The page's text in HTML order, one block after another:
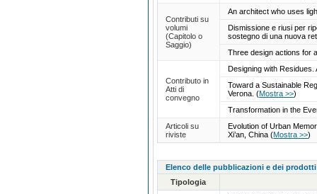
Contributi su
volumi
(Capitolo o
Saggio)
An architect who uses
Dismissione e riusi per
sostegno di una nuova
Three design actions for
Contributo in
Atti di
convegno
Designing with
Toward a Sustainable
Verona.(Mostra >>)
Transformation in the
Articoli su
riviste
Evolution of Urban
Xi’an, China(Mostra >>)
Elenco delle pubblicazioni e dei
Tipologia